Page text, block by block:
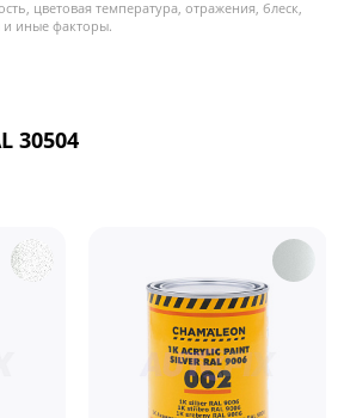
цветовая температура, отражения, блеск,
и иные факторы.
30504